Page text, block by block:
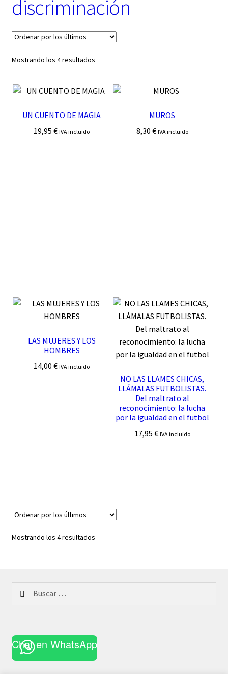
e
o
í
discriminación
Mostrando los 4 resultadosOrdenado
últimos
UN CUENTO DE MAGIA
19,95€ IVA incluido
MUROS
8,30 € IVA incluido
LAS MUJERES Y LOS
HOMBRES
14,00€ IVA incluido
NO LAS LLAMES CHICAS,
LLÁMALAS FUTBOLISTAS.
Del maltrato al
reconocimiento: la lucha
por la igualdad en el futbol
17,95 € IVA incluido
Mostrando los 4 resultadosOrdenado
Chat en WhatsApp